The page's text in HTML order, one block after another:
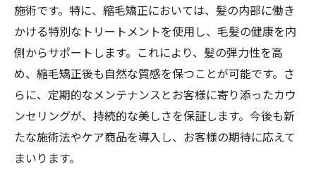
施術です。特に、縮毛矯正においては、髪の内部に働き
かける特別なトリートメントを使用し、毛髪の健康を内
側からサポートします。これにより、髪の弾力性を高
め、縮毛矯正後も自然な質感を保つことが可能です。さ
らに、定期的なメンテナンスとお客様に寄り添ったカウ
ンセリングが、持続的な美しさを保証します。今後も新
たな施術法やケア商品を導入し、お客様の期待に応えて
まいります。